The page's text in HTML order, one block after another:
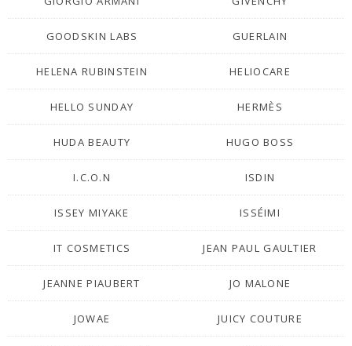
GOODSKIN LABS GUERLAIN
HELENA RUBINSTEIN HELIOCARE
HELLO SUNDAY HERMÈS
HUDA BEAUTY HUGO BOSS
I.C.O.N ISDIN
ISSEY MIYAKE ISSÉIMI
IT COSMETICS JEAN PAUL GAULTIER
JEANNE PIAUBERT JO MALONE
JOWAE JUICY COUTURE